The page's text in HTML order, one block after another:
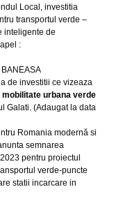
Local, investitia
transportul verde –
inteligente de
:
de investitii ce vizeaza
mobilitate urbana verde
Galati. (Adaugat la data
Romania modernă si
semnarea
pentru proiectul
verde-puncte
statii incarcare in